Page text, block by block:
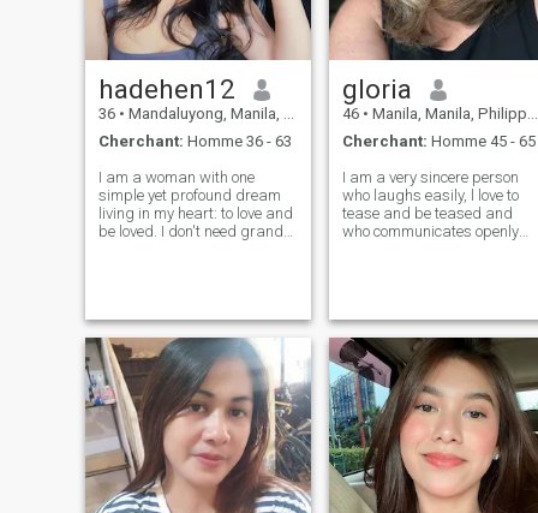
hadehen12
36 • Mandaluyong, Manila, Philippines
Cherchant: Homme 36 - 63
I am a woman with one
simple yet profound dream
living in my heart: to love and
be loved. I don't need grand
things like a glance, a wor
gloria
46 • Manila, Manila, Philippines
Cherchant: Homme 45 - 65
I am a very sincere person
who laughs easily, l love to
tease and be teased and
who communicates openly
I am looking for someone who
is o